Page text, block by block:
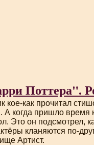
Поттера".
кое-как прочитал
А когда пришло время
Это он подсмотрел,
кланяются по-
Артист.